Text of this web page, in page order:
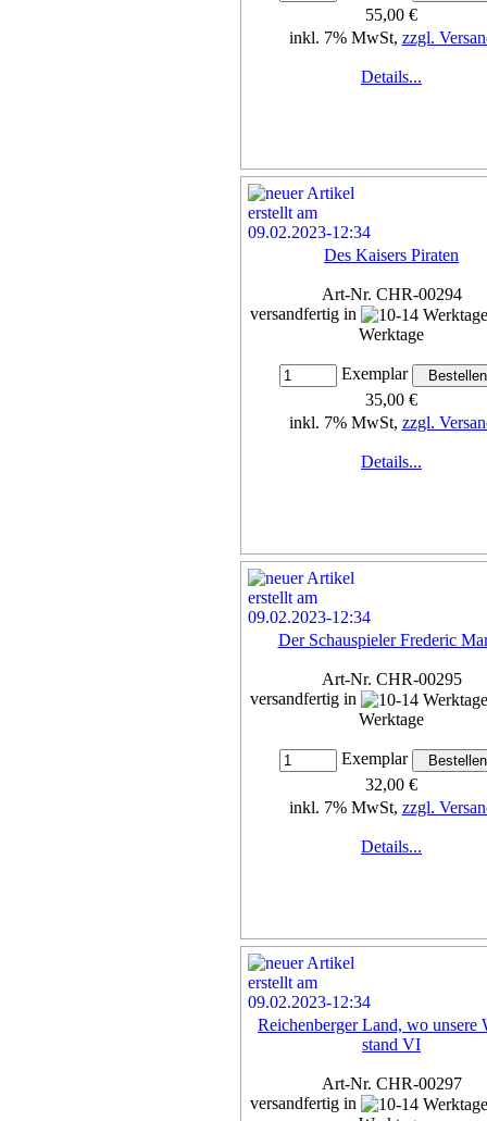
55,00 €
inkl. 7% MwSt, zzgl.
Details...
Des Kaisers Piraten
Art-Nr. CHR-00294
versandfertig in
Werktage
Exemplar
35,00 €
inkl. 7% MwSt, zzgl.
Details...
Der Schauspieler Frederic
Art-Nr. CHR-00295
versandfertig in
Werktage
Exemplar
32,00 €
inkl. 7% MwSt, zzgl.
Details...
Reichenberger Land, wo unsere
stand VI
Art-Nr. CHR-00297
versandfertig in